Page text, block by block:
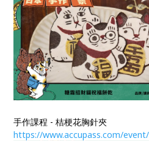
手作課程 - 桔梗花胸針夾
https://www.accupass.com/